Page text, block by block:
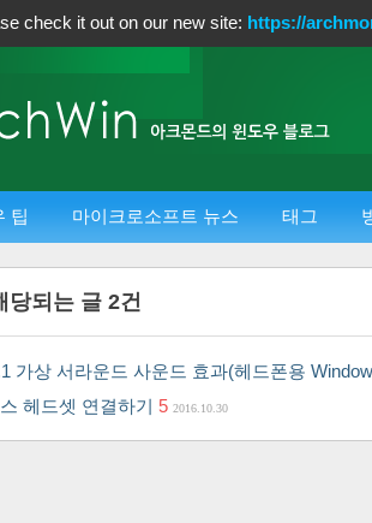
check it out on our new site: https://
팁 마이크로소프트 뉴스 태그
당되는 글 2건
가상 서라운드 사운드 효과(헤드폰용
헤드셋 연결하기 5 2016.10.30